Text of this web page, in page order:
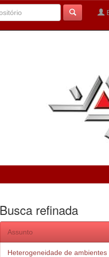
Busca refinada
Assunto
Heterogeneidade de ambientes